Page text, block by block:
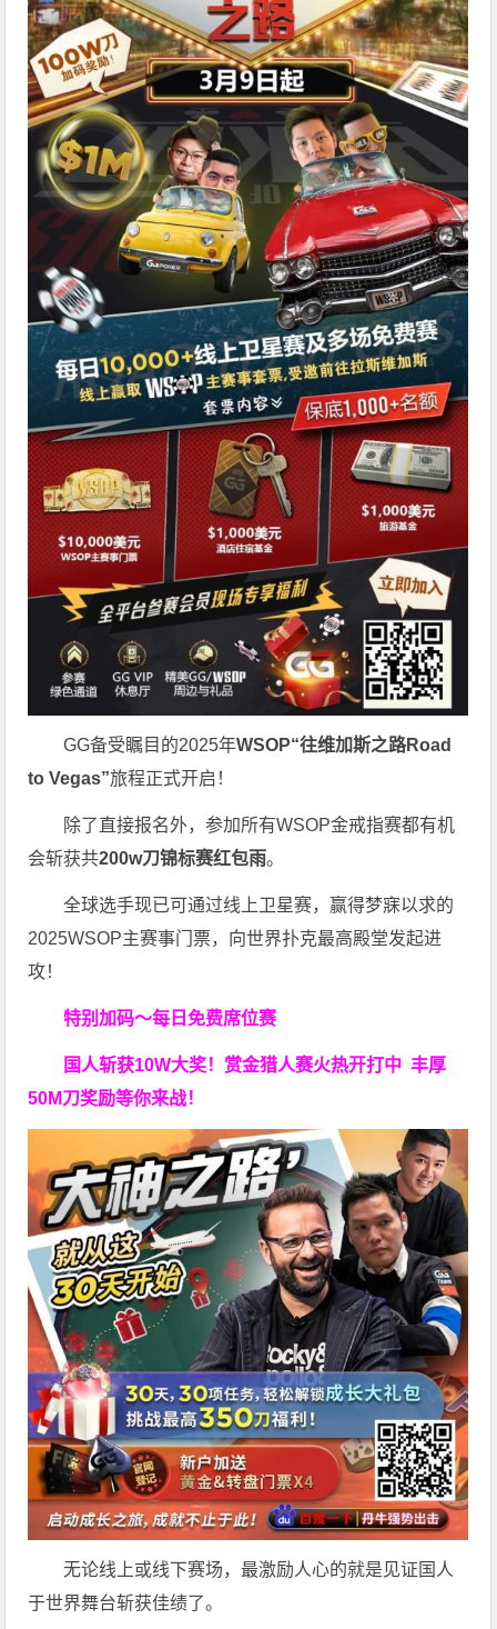
GG备受瞩目的2025年WSOP“往维加斯之路Road
to Vegas”旅程正式开启！
除了直接报名外，参加所有WSOP金戒指赛都有机
会斩获共200w刀锦标赛红包雨。
全球选手现已可通过线上卫星赛，赢得梦寐以求的
2025WSOP主赛事门票，向世界扑克最高殿堂发起进
攻！
特别加码～每日免费席位赛
国人斩获10W大奖！ 赏金猎人赛火热开打中 丰厚
50M刀奖励等你来战！
无论线上或线下赛场，最激励人心的就是见证国人
于世界舞台斩获佳绩了。